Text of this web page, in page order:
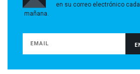
en su correo electrónico cada
mañana.